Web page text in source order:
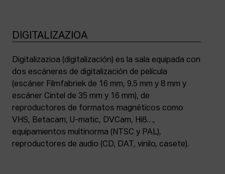
DIGITALIZAZIOA
Digitalizazioa (digitalización) es la sala equipada con
dos escáneres de digitalización de película
(escáner Filmfabriek de 16 mm, 9.5 mm y 8 mm y
escáner Cintel de 35 mm y 16 mm), de
reproductores de formatos magnéticos como
VHS, Betacam, U-matic, DVCam, Hi8…,
equipamientos multinorma (NTSC y PAL),
reproductores de audio (CD, DAT, vinilo, casete).